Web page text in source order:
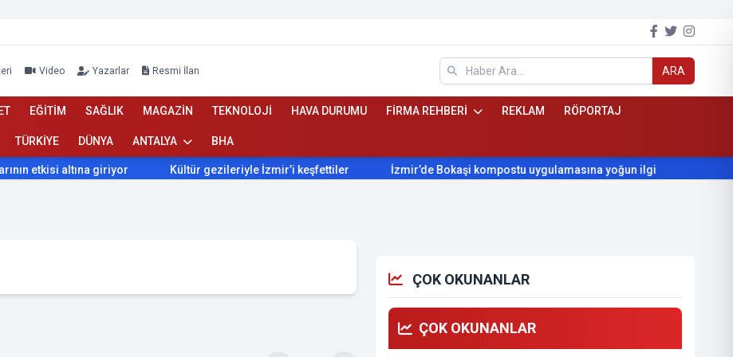
Video Yazarlar Resmi İlan ARA
EĞİTİM SAĞLIK MAGAZİN TEKNOLOJİ HAVA DURUMU FİRMA REHBERİ REKLAM RÖPORTAJ
TÜRKİYE DÜNYA ANTALYA BHA
altına giriyor Kültür gezileriyle İzmir’i keşfettiler İzmir’de Bokaşi kompostu uygulamasına yoğun ilgi Beydağ’ın
ÇOK OKUNANLAR
ÇOK OKUNANLAR